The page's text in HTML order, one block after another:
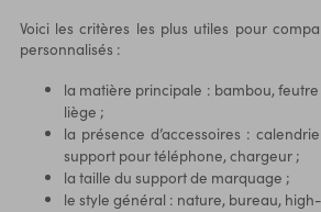
Voici les critères les plus utiles pour
personnalisés :
la matière principale : bambou, feutre
liège ;
la présence d’accessoires :
support pour téléphone, chargeur ;
la taille du support de marquage ;
le style général : nature, bureau,